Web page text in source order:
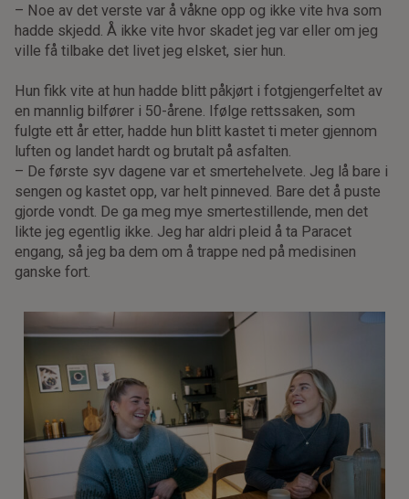
– Noe av det verste var å våkne opp og ikke vite hva som
hadde skjedd. Å ikke vite hvor skadet jeg var eller om jeg
ville få tilbake det livet jeg elsket, sier hun.
Hun fikk vite at hun hadde blitt påkjørt i fotgjengerfeltet av
en mannlig bilfører i 50-årene. Ifølge rettssaken, som
fulgte ett år etter, hadde hun blitt kastet ti meter gjennom
luften og landet hardt og brutalt på asfalten.
– De første syv dagene var et smertehelvete. Jeg lå bare i
sengen og kastet opp, var helt pinneved. Bare det å puste
gjorde vondt. De ga meg mye smertestillende, men det
likte jeg egentlig ikke. Jeg har aldri pleid å ta Paracet
engang, så jeg ba dem om å trappe ned på medisinen
ganske fort.